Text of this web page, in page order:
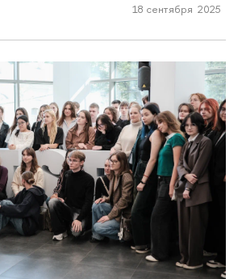
18 сентября 2025